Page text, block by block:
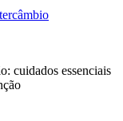
cuidados essenciais